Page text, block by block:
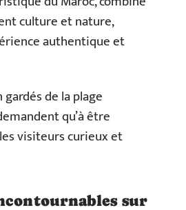
culture et nature,
authentique et
de la plage
qu’à être
visiteurs curieux et
sur